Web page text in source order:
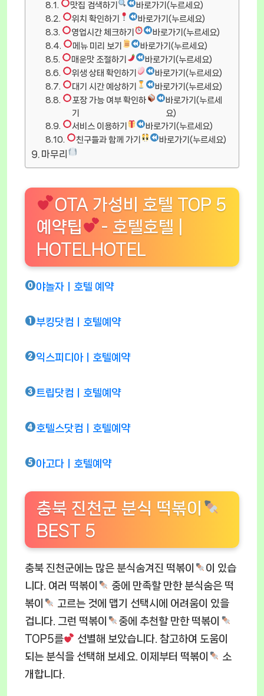
맛집 검색하기
바로가기(누르세요)
위치 확인하기
바로가기(누르세요)
영업시간 체크하기
바로가기(누르세요)
메뉴 미리 보기
바로가기(누르세요)
매운맛 조절하기
바로가기(누르세요)
위생 상태 확인하기
바로가기(누르세요)
대기 시간 예상하기
바로가기(누르세요)
포장 가능 여부 확인하
기
바로가기(누르세
요)
서비스 이용하기
바로가기(누르세요)
친구들과 함께 가기
바로가기(누르세요)
마무리
OTA 가성비 호텔 TOP 5
예약팁
- 호텔호텔 |
HOTELHOTEL
야놀자ㅣ호텔 예약
부킹닷컴ㅣ호텔예약
익스피디아ㅣ호텔예약
트립닷컴ㅣ호텔예약
호텔스닷컴ㅣ호텔예약
아고다ㅣ호텔예약
충북 진천군 분식 떡볶이
BEST 5
충북 진천군에는 많은 분식숨겨진 떡볶이
이 있습
니다. 여러 떡볶이
중에 만족할 만한 분식숨은 떡
볶이
고르는 것에 맵기 선택시에 어려움이 있을
겁니다. 그런 떡볶이
중에 추천할 만한 떡볶이
TOP5를
선별해 보았습니다. 참고하여 도움이
되는 분식을 선택해 보세요. 이제부터 떡볶이
소
개합니다.